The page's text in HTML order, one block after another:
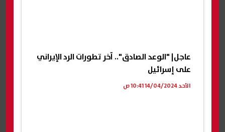
عاجل| "الوعد الصادق".. آخر تطورات الرد الإيراني
على إسرائيل
الأحد 14/04/2024 10:41 ص